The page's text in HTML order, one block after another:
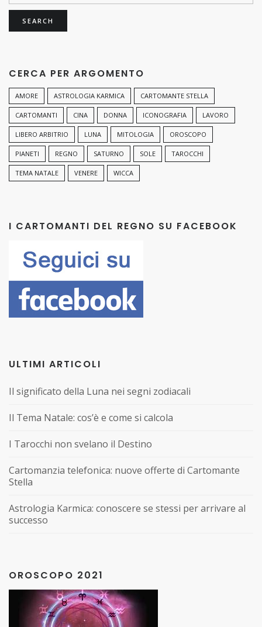
CERCA PER ARGOMENTO
AMORE ASTROLOGIA KARMICA CARTOMANTE STELLA
CARTOMANTI CINA DONNA ICONOGRAFIA LAVORO
LIBERO ARBITRIO LUNA MITOLOGIA OROSCOPO
PIANETI REGNO SATURNO SOLE TAROCCHI
TEMA NATALE VENERE WICCA
I CARTOMANTI DEL REGNO SU FACEBOOK
ULTIMI ARTICOLI
Il significato della Luna nei segni zodiacali
Il Tema Natale: cos’è e come si calcola
I Tarocchi non svelano il Destino
Cartomanzia telefonica: nuove offerte di Cartomante
Stella
Astrologia Karmica: conoscere se stessi per arrivare al
successo
OROSCOPO 2021